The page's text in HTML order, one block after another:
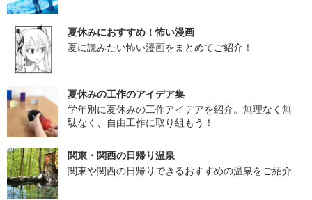
夏休みにおすすめ！怖い漫画
夏に読みたい怖い漫画をまとめてご紹介！
夏休みの工作のアイデア集
学年別に夏休みの工作アイデアを紹介。無理なく無
駄なく、自由工作に取り組もう！
関東・関西の日帰り温泉
関東や関西の日帰りできるおすすめの温泉をご紹介